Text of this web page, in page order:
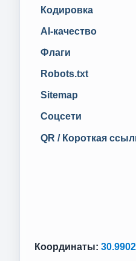
Кодировка
AI-качество
Флаги
Robots.txt
Sitemap
Соцсети
QR / Короткая
Координаты: